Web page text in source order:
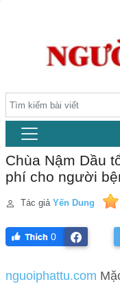
Chùa Nậm Dầu
phí cho người
Tác giả Yến Dung
0
nguoiphattu.com